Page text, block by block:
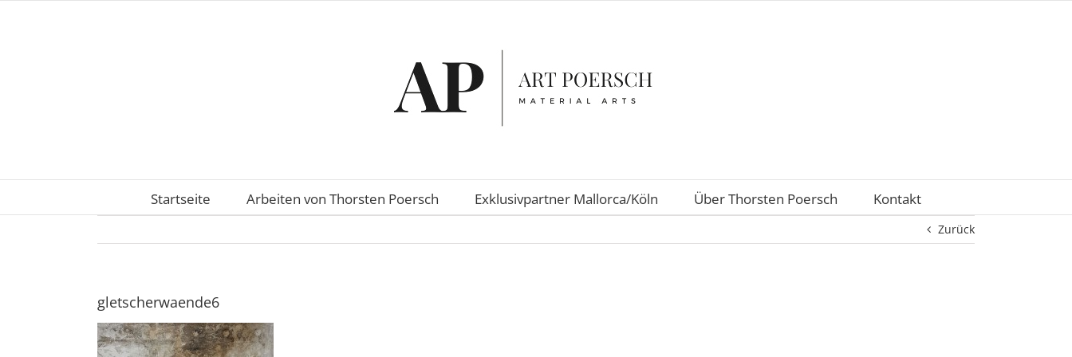
Startseite Arbeiten von Thorsten Poersch Exklusivpartner Mallorca/Köln Über Thorsten Poersch Kontakt
Zurück
gletscherwaende6